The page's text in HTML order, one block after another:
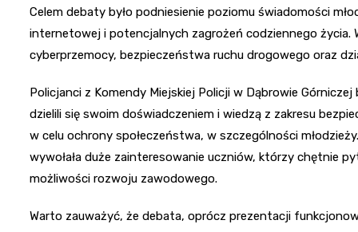
Celem debaty było podniesienie poziomu świadomości
internetowej i potencjalnych zagrożeń codziennego życia.
cyberprzemocy, bezpieczeństwa ruchu drogowego oraz
Policjanci z Komendy Miejskiej Policji w Dąbrowie
dzielili się swoim doświadczeniem i wiedzą z zakresu
w celu ochrony społeczeństwa, w szczególności
wywołała duże zainteresowanie uczniów, którzy chętnie
możliwości rozwoju zawodowego.
Warto zauważyć, że debata, oprócz prezentacji